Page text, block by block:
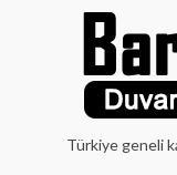
Türkiye geneli